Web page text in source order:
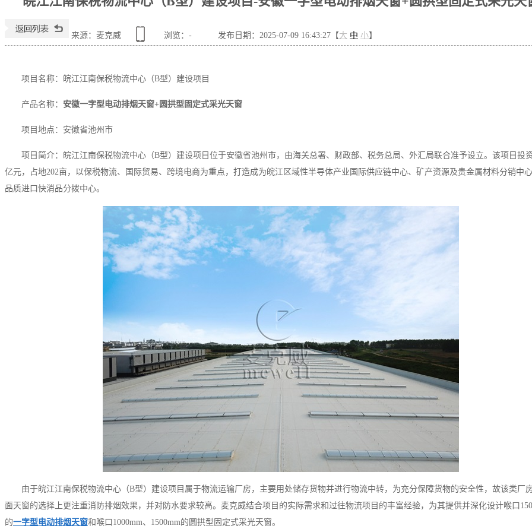
来源：麦克威 浏览： - 发布日期：2025-07-09 16:43:27【大 中 小】
项目名称：皖江江南保税物流中心（B型）建设项目
产品名称： 安徽一字型电动排烟天窗+圆拱型固定式采光天窗
项目地点：安徽省池州市
项目简介：皖江江南保税物流中心（B型）建设项目位于安徽省池州市，由海关总署、财政部、税务总局、外汇局联合准予设立。该项目投
亿元，占地202亩，以保税物流、国际贸易、跨境电商为重点，打造成为皖江区域性半导体产业国际供应链中心、矿产资源及贵金属材料分销中
品质进口快消品分拨中心。
由于皖江江南保税物流中心（B型）建设项目属于物流运输厂房，主要用处储存货物并进行物流中转，为充分保障货物的安全性，故该类厂
面天窗的选择上更注重消防排烟效果，并对防水要求较高。麦克威结合项目的实际需求和过往物流项目的丰富经验，为其提供并深化设计喉口
的一字型电动排烟天窗和喉口1000mm、1500mm的圆拱型固定式采光天窗。